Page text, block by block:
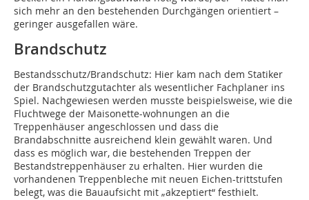
sich mehr an den bestehenden Durchgängen orientiert –
geringer ausgefallen wäre.
Brandschutz
Bestandsschutz/Brandschutz: Hier kam nach dem Statiker
der Brandschutzgutachter als wesentlicher Fachplaner ins
Spiel. Nach­gewiesen werden musste beispielsweise, wie die
Fluchtwege der Maisonette-wohnungen an die
Treppenhäuser angeschlossen und dass die
Brandabschnitte ausreichend klein gewählt waren. Und
dass es möglich war, die bestehenden Treppen der
Bestandstreppenhäuser zu erhalten. Hier wurden die
vorhandenen Treppenbleche mit neuen Eichen-trittstufen
belegt, was die Bauaufsicht mit „akzeptiert“ festhielt.